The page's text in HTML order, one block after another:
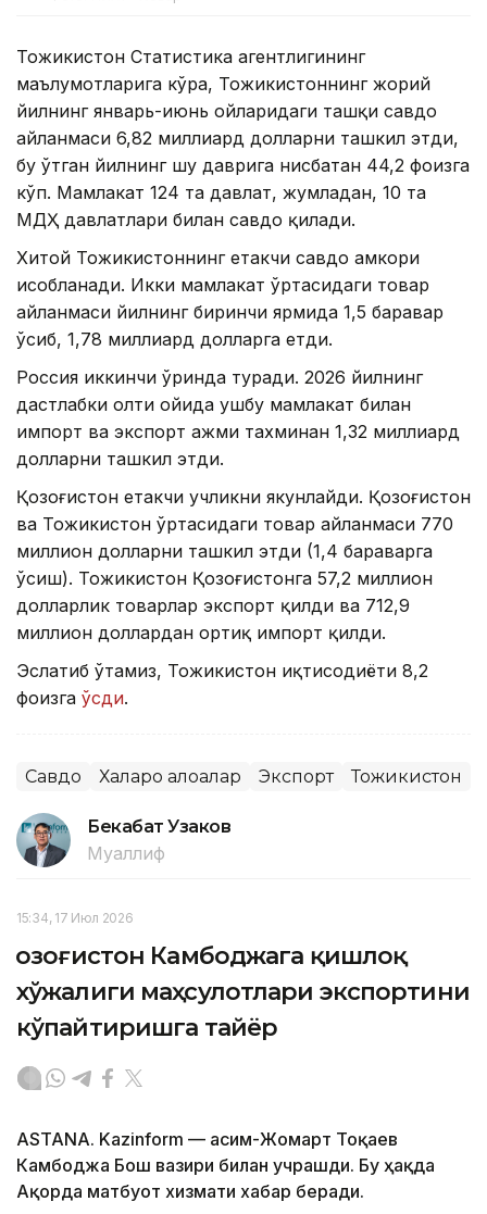
Тожикистон Статистика агентлигининг
маълумотларига кўра, Тожикистоннинг жорий
йилнинг январь-июнь ойларидаги ташқи савдо
айланмаси 6,82 миллиард долларни ташкил этди,
бу ўтган йилнинг шу даврига нисбатан 44,2 фоизга
кўп. Мамлакат 124 та давлат, жумладан, 10 та
МДҲ давлатлари билан савдо қилади.
Хитой Тожикистоннинг етакчи савдо ҳамкори
ҳисобланади. Икки мамлакат ўртасидаги товар
айланмаси йилнинг биринчи ярмида 1,5 баравар
ўсиб, 1,78 миллиард долларга етди.
Россия иккинчи ўринда туради. 2026 йилнинг
дастлабки олти ойида ушбу мамлакат билан
импорт ва экспорт ҳажми тахминан 1,32 миллиард
долларни ташкил этди.
Қозоғистон етакчи учликни якунлайди. Қозоғистон
ва Тожикистон ўртасидаги товар айланмаси 770
миллион долларни ташкил этди (1,4 бараварга
ўсиш). Тожикистон Қозоғистонга 57,2 миллион
долларлик товарлар экспорт қилди ва 712,9
миллион доллардан ортиқ импорт қилди.
Эслатиб ўтамиз, Тожикистон иқтисодиёти 8,2
фоизга ўсди.
Савдо Халқаро алоқалар Экспорт Тожикистон
Бекабат Узаков
Муаллиф
15:34, 17 Июл 2026
Қозоғистон Камбоджага қишлоқ
хўжалиги маҳсулотлари экспортини
кўпайтиришга тайёр
ASTANA. Kazinform — Қасим-Жомарт Тоқаев
Камбоджа Бош вазири билан учрашди. Бу ҳақда
Ақорда матбуот хизмати хабар беради.